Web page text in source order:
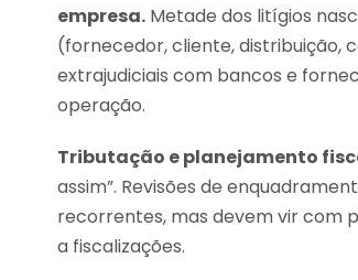
empresa. Metade dos litígios
(fornecedor, cliente, distribuição,
extrajudiciais com bancos e
operação.
Tributação e planejamento
assim”. Revisões de
recorrentes, mas devem vir com
a fiscalizações.